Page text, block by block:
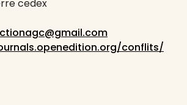
cedex
conflits/